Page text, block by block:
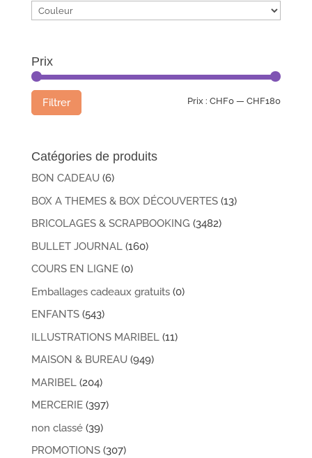
Prix
Prix
Prix
Filtrer Prix :CHF0 —CHF180
Catégories de produits
BON CADEAU (6)
BOX A THEMES & BOX DÉCOUVERTES (13)
BRICOLAGES & SCRAPBOOKING (3482)
BULLET JOURNAL (160)
COURS EN LIGNE (0)
Emballages cadeaux gratuits (0)
ENFANTS (543)
ILLUSTRATIONS MARIBEL (11)
MAISON & BUREAU (949)
MARIBEL (204)
MERCERIE (397)
non classé (39)
PROMOTIONS (307)